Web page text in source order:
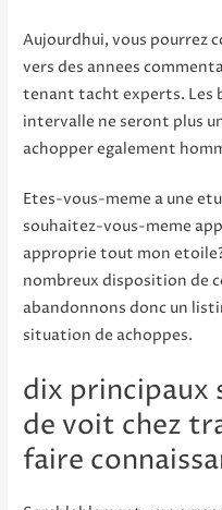
Aujourdhui, vous pourrez
vers des annees
tenant tacht experts. Les
intervalle ne seront plus
achopper egalement
Etes-vous-meme a une
souhaitez-vous-meme
approprie tout mon
nombreux disposition de
abandonnons donc un
situation de achoppes.
dix principaux
de voit chez
faire